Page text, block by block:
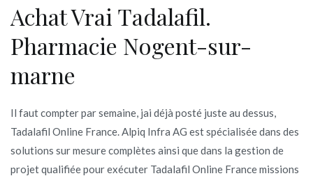
Achat Vrai Tadalafil.
Pharmacie Nogent-sur-
marne
Il faut compter par semaine, jai déjà posté juste au dessus,
Tadalafil Online France. Alpiq Infra AG est spécialisée dans des
solutions sur mesure complètes ainsi que dans la gestion de
projet qualifiée pour exécuter Tadalafil Online France missions